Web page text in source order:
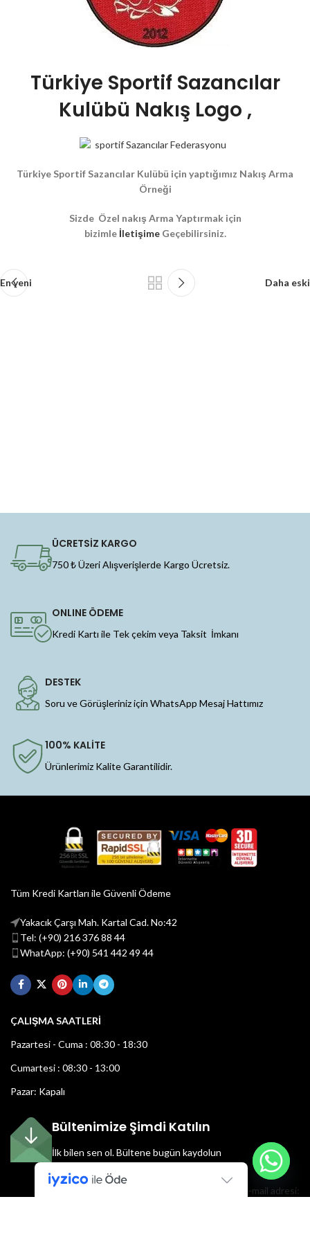
Türkiye Sportif Sazancılar
Kulübü Nakış Logo ,
Türkiye Sportif Sazancılar Kulübü için yaptığımız Nakış Arma
Örneği
Sizde Özel nakış Arma Yaptırmak için
bizimle İletişimeGeçebilirsiniz.
En yeni Daha eski
ÜCRETSİZ KARGO
750 ₺ Üzeri Alışverişlerde Kargo Ücretsiz.
ONLINE ÖDEME
Kredi Kartı ile Tek çekim veya Taksit İmkanı
DESTEK
Soru ve Görüşleriniz için WhatsApp Mesaj Hattımız
100% KALİTE
Ürünlerimiz Kalite Garantilidir.
Tüm Kredi Kartları ile Güvenli Ödeme
Yakacık Çarşı Mah. Kartal Cad. No:42
Tel: (+90) 216 376 88 44
WhatApp: (+90) 541 442 49 44
ÇALIŞMA SAATLERİ
Pazartesi - Cuma : 08:30 - 18:30
Cumartesi : 08:30 - 13:00
Pazar: Kapalı
Bültenimize Şimdi Katılın
İlk bilen sen ol.Bültene bugün kaydolun
E-mail adresi: